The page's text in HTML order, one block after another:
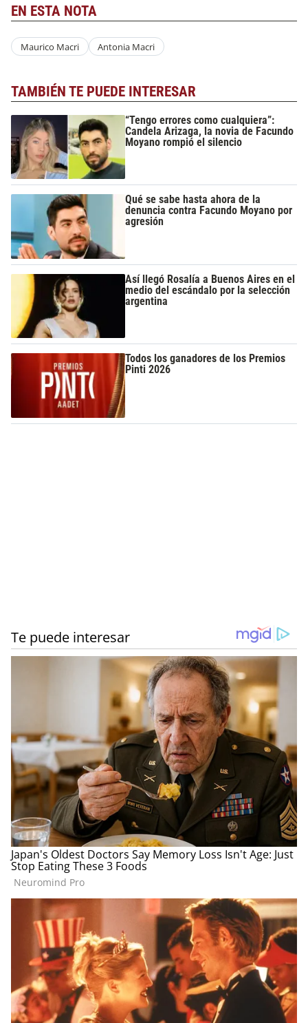
EN ESTA NOTA
Maurico Macri Antonia Macri
TAMBIÉN TE PUEDE INTERESAR
“Tengo errores como cualquiera”:
Candela Arizaga, la novia de Facundo
Moyano rompió el silencio
Qué se sabe hasta ahora de la
denuncia contra Facundo Moyano por
agresión
Así llegó Rosalía a Buenos Aires en el
medio del escándalo por la selección
argentina
Todos los ganadores de los Premios
Pinti 2026